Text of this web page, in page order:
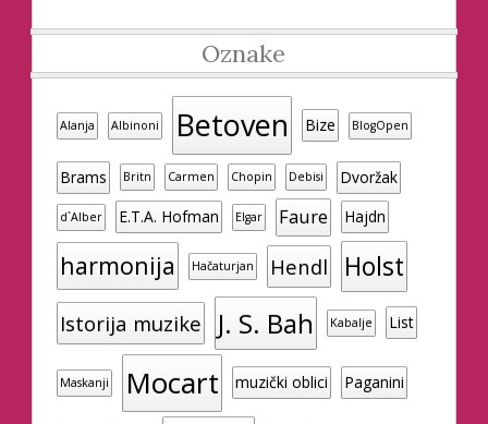
Oznake
Alanja Albinoni Betoven Bize BlogOpen
Brams Britn Carmen Chopin Debisi Dvoržak
d`Alber E.T.A. Hofman Elgar Faure Hajdn
harmonija Hačaturjan Hendl Holst
Istorija muzike J. S. Bah Kabalje List
Maskanji Mocart muzički oblici Paganini